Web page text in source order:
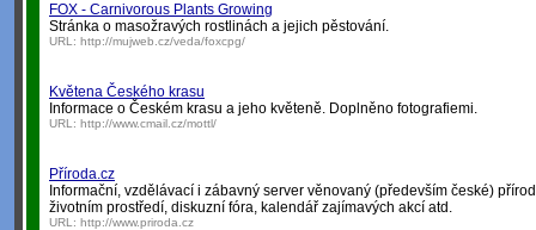
FOX - Carnivorous Plants Growing
Stránka o masožravých rostlinách a jejich pěstování.
URL: http://mujweb.cz/veda/foxcpg/
Květena Českého krasu
Informace o Českém krasu a jeho květeně. Doplněno fotografiemi.
URL: http://www.cmail.cz/mottl/
Příroda.cz
Informační, vzdělávací i zábavný server věnovaný (především české)
životním prostředí, diskuzní fóra, kalendář zajímavých akcí atd.
URL: http://www.priroda.cz